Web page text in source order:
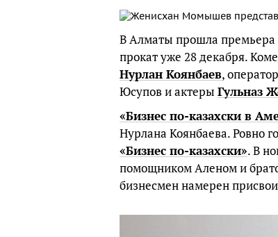
В Алматы прошла
прокат уже 28 декабря.
Нурлан Коянбаев,
Юсупов и актеры Гульназ
«Бизнес по-казахски в
Нурлана Коянбаева. Ровно
«Бизнес по-казахски». В
помощником Аленом и
бизнесмен намерен